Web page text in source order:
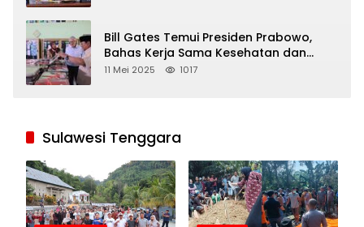
Bill Gates Temui Presiden Prabowo,
Bahas Kerja Sama Kesehatan dan
Program Makan Bergizi Gratis
11 Mei 2025 1017
Sulawesi Tenggara